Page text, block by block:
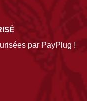
par PayPlug !